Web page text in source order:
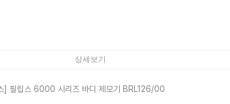
상세보기
] 필립스 6000 시리즈 바디 제모기 BRL126/00